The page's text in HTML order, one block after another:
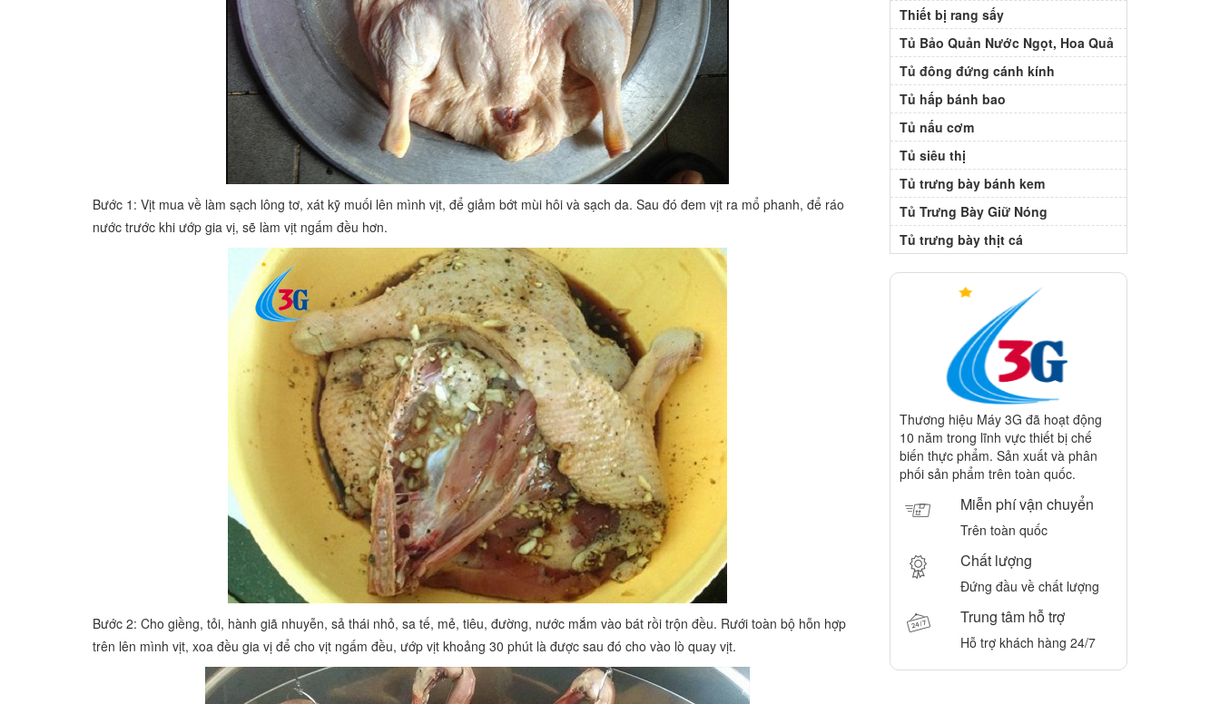
Bước 1: Vịt mua về làm sạch lông tơ, xát kỹ muối lên mình vịt, để giảm bớt mùi hôi và sạch da. Sau đó đem vịt ra mổ phanh, để ráo
nước trước khi ướp gia vị, sẽ làm vịt ngấm đều hơn.
Bước 2: Cho giềng, tỏi, hành giã nhuyễn, sả thái nhỏ, sa tế, mẻ, tiêu, đường, nước mắm vào bát rồi trộn đều. Rưới toàn bộ hỗn hợp
trên lên mình vịt, xoa đều gia vị để cho vịt ngấm đều, ướp vịt khoảng 30 phút là được sau đó cho vào lò quay vịt.
Thiết bị rang sấy
Tủ Bảo Quản Nước Ngọt, Hoa Quả
Tủ đông đứng cánh kính
Tủ hấp bánh bao
Tủ nấu cơm
Tủ siêu thị
Tủ trưng bày bánh kem
Tủ Trưng Bày Giữ Nóng
Tủ trưng bày thịt cá
Thương hiệu Máy 3G đã hoạt động
10 năm trong lĩnh vực thiết bị chế
biến thực phẩm. Sản xuất và phân
phối sản phẩm trên toàn quốc.
Miễn phí vận chuyển
Trên toàn quốc
Chất lượng
Đứng đầu về chất lượng
Trung tâm hỗ trợ
Hỗ trợ khách hàng 24/7